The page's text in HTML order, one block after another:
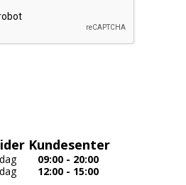
Kundesenter
09:00 - 20:00
12:00 - 15:00